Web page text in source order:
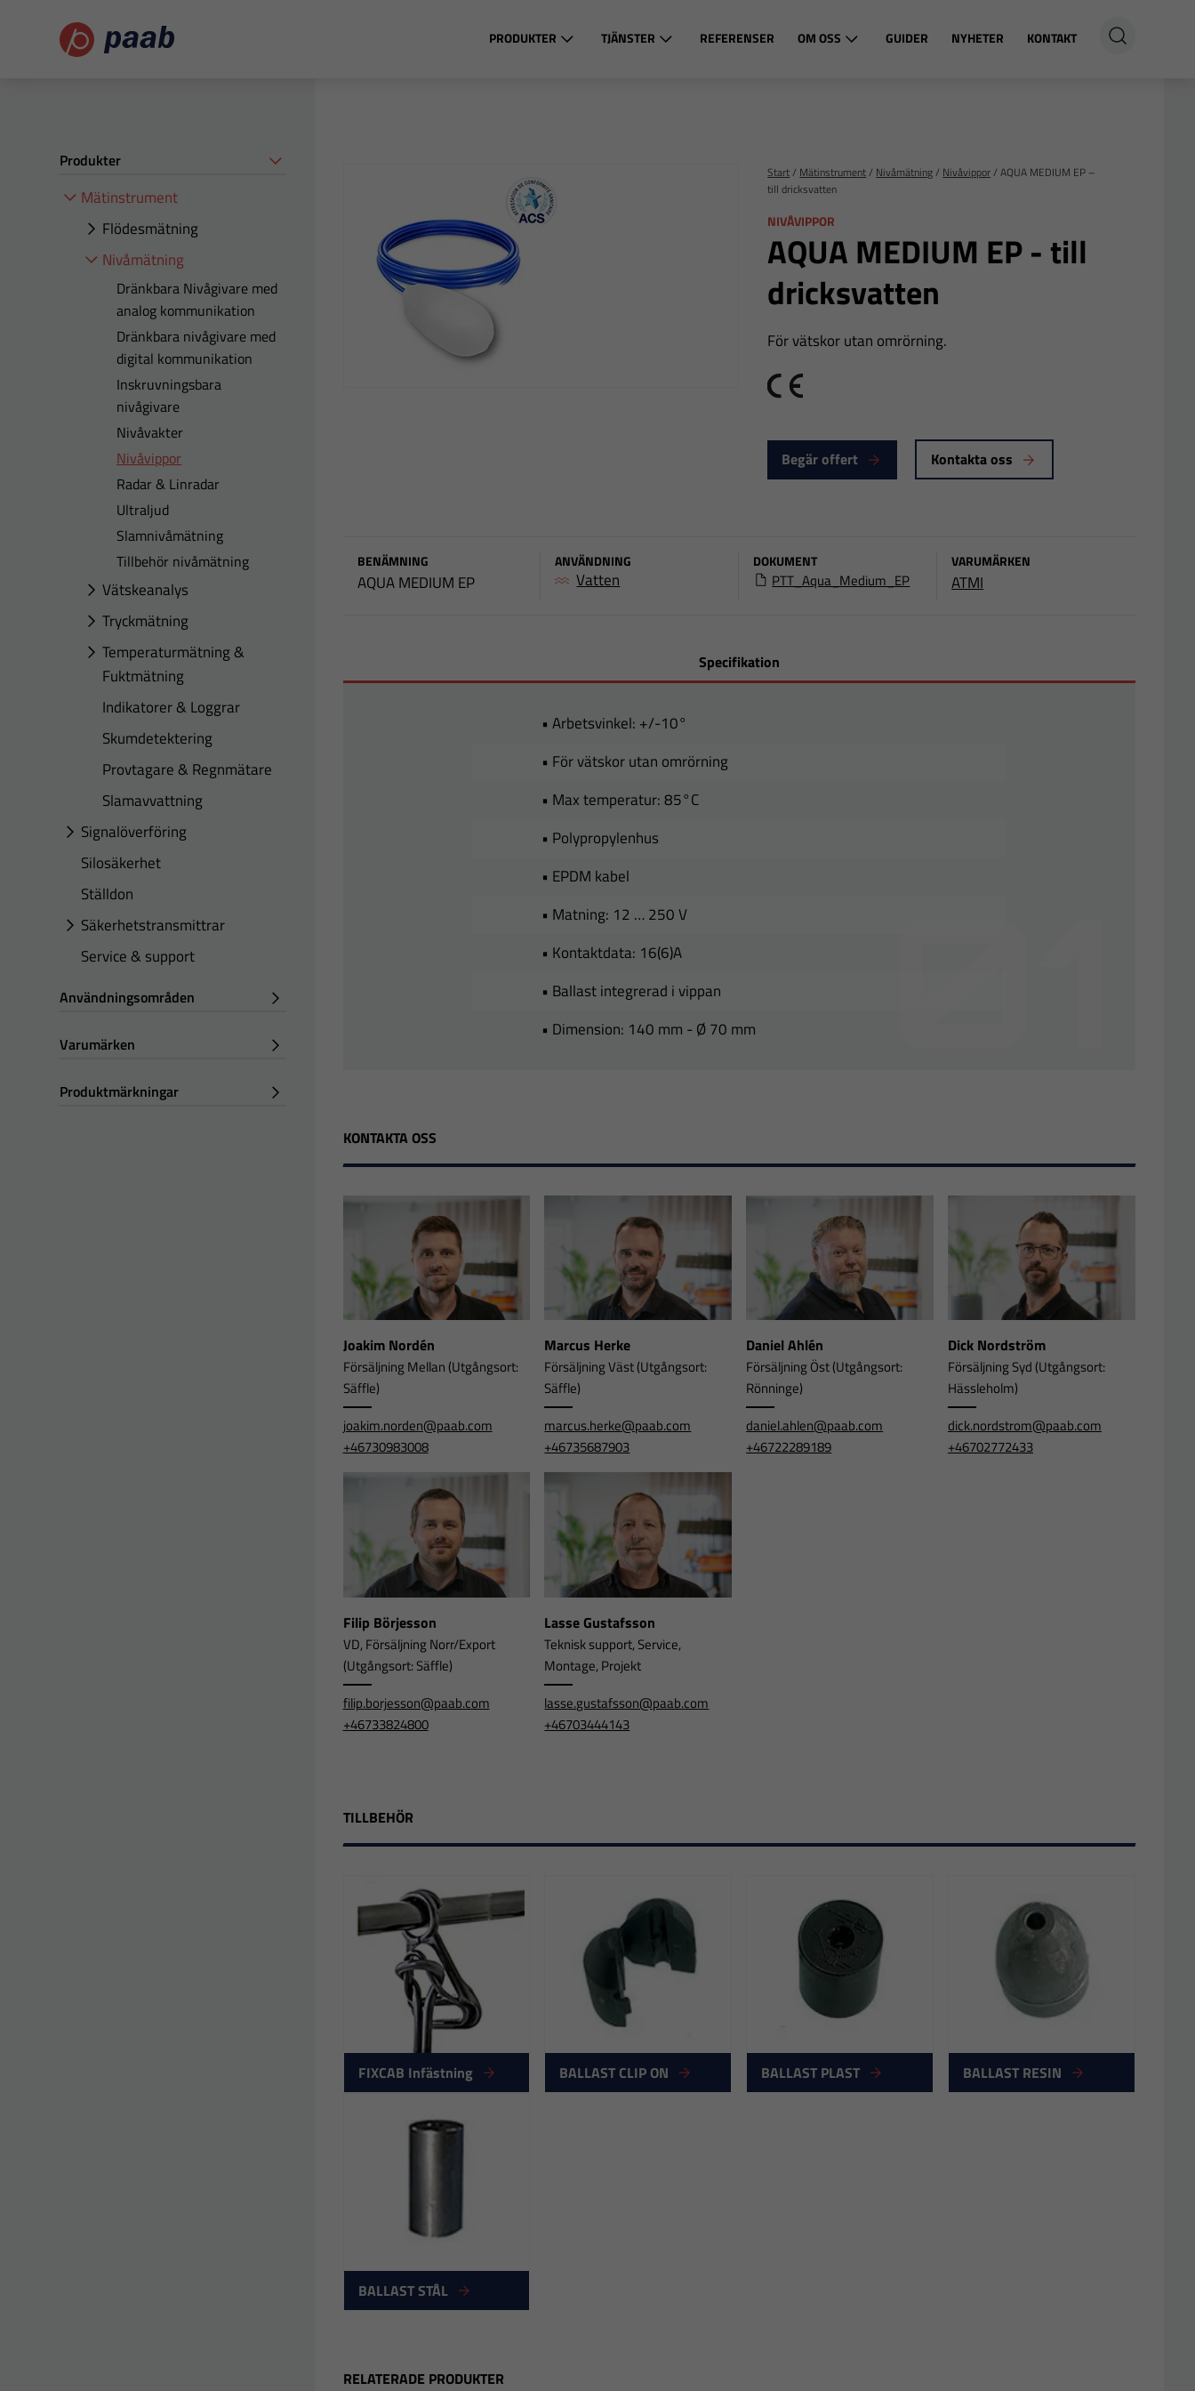
PRODUKTER TJÄNSTER REFERENSER OM OSS GUIDER NYHETER KONTAKT
Produkter
Mätinstrument
Flödesmätning
Nivåmätning
Dränkbara Nivågivare med
analog kommunikation
Dränkbara nivågivare med
digital kommunikation
Inskruvningsbara
nivågivare
Nivåvakter
Nivåvippor
Radar & Linradar
Ultraljud
Slamnivåmätning
Tillbehör nivåmätning
Vätskeanalys
Tryckmätning
Temperaturmätning &
Fuktmätning
Indikatorer & Loggrar
Skumdetektering
Provtagare & Regnmätare
Slamavvattning
Signalöverföring
Silosäkerhet
Ställdon
Säkerhetstransmittrar
Service & support
Användningsområden
Varumärken
Produktmärkningar
Start/ Mätinstrument/ Nivåmätning/ Nivåvippor/AQUA MEDIUM EP –
till dricksvatten
NIVÅVIPPOR
AQUA MEDIUM EP - till
dricksvatten
För vätskor utan omrörning.
CE
Begär offert Kontakta oss
BENÄMNING
AQUA MEDIUM EP
ANVÄNDNING
Vatten
DOKUMENT
PTT_Aqua_Medium_EP
VARUMÄRKEN
ATMI
Specifikation
• Arbetsvinkel: +/-10°
• För vätskor utan omrörning
• Max temperatur: 85°C
• Polypropylenhus
• EPDM kabel
• Matning: 12 … 250 V
• Kontaktdata: 16(6)A
• Ballast integrerad i vippan
• Dimension: 140 mm - Ø 70 mm
KONTAKTA OSS
Joakim Nordén
Försäljning Mellan (Utgångsort:
Säffle)
joakim.norden@paab.com
+46730983008
Marcus Herke
Försäljning Väst (Utgångsort:
Säffle)
marcus.herke@paab.com
+46735687903
Daniel Ahlén
Försäljning Öst (Utgångsort:
Rönninge)
daniel.ahlen@paab.com
+46722289189
Dick Nordström
Försäljning Syd (Utgångsort:
Hässleholm)
dick.nordstrom@paab.com
+46702772433
Filip Börjesson
VD, Försäljning Norr/Export
(Utgångsort: Säffle)
filip.borjesson@paab.com
+46733824800
Lasse Gustafsson
Teknisk support, Service,
Montage, Projekt
lasse.gustafsson@paab.com
+46703444143
TILLBEHÖR
FIXCAB Infästning BALLAST CLIP ON BALLAST PLAST BALLAST RESIN
BALLAST STÅL
RELATERADE PRODUKTER